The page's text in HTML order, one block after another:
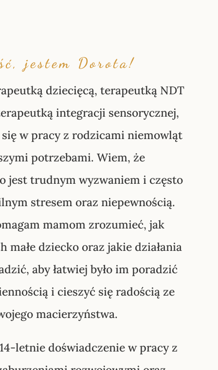
jestem Dorota!
dziecięcą, terapeutką NDT
integracji sensorycznej,
w pracy z rodzicami niemowląt
potrzebami. Wiem, że
jest trudnym wyzwaniem i często
stresem oraz niepewnością.
mamom zrozumieć, jak
małe dziecko oraz jakie działania
aby łatwiej było im poradzić
i cieszyć się radością ze
macierzyństwa.
letnie doświadczenie w pracy z